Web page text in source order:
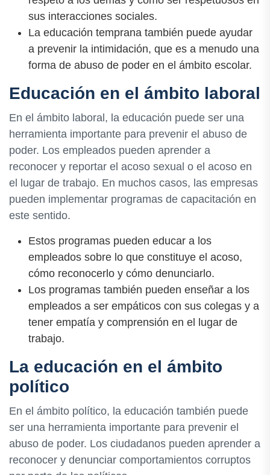
sus interacciones sociales.
La educación temprana también puede ayudar
a prevenir la intimidación, que es a menudo una
forma de abuso de poder en el ámbito escolar.
Educación en el ámbito laboral
En el ámbito laboral, la educación puede ser una
herramienta importante para prevenir el abuso de
poder. Los empleados pueden aprender a
reconocer y reportar el acoso sexual o el acoso en
el lugar de trabajo. En muchos casos, las empresas
pueden implementar programas de capacitación en
este sentido.
Estos programas pueden educar a los
empleados sobre lo que constituye el acoso,
cómo reconocerlo y cómo denunciarlo.
Los programas también pueden enseñar a los
empleados a ser empáticos con sus colegas y a
tener empatía y comprensión en el lugar de
trabajo.
La educación en el ámbito
político
En el ámbito político, la educación también puede
ser una herramienta importante para prevenir el
abuso de poder. Los ciudadanos pueden aprender a
reconocer y denunciar comportamientos corruptos